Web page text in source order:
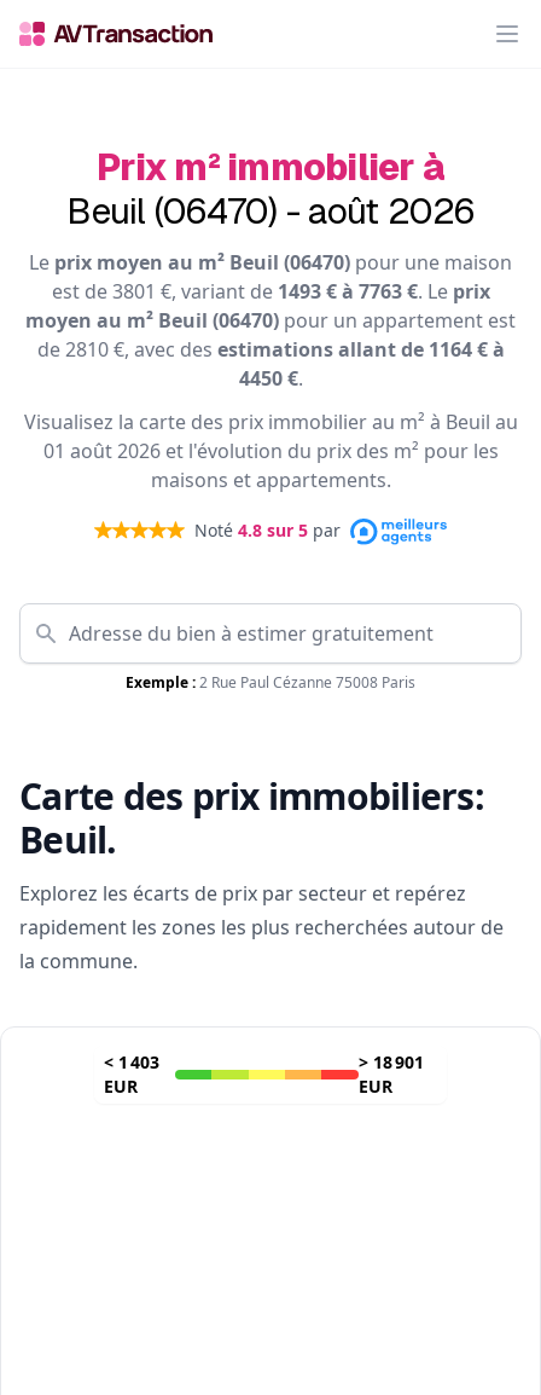
Prix m² immobilier à
Beuil (06470) - août 2026
Le prix moyen au m² Beuil (06470) pour une maison
est de 3801 €, variant de 1493 € à 7763 €. Le prix
moyen au m² Beuil (06470) pour un appartement est
de 2810 €, avec des estimations allant de 1164 € à
4450 €.
Visualisez la carte des prix immobilier au m² à Beuil au
01 août 2026 et l'évolution du prix des m² pour les
maisons et appartements.
Noté 4.8 sur 5 par
Exemple :2 Rue Paul Cézanne 75008 Paris
Carte des prix immobiliers:
Beuil.
Explorez les écarts de prix par secteur et repérez
rapidement les zones les plus recherchées autour de
la commune.
< 1 403
EUR
> 18 901
EUR